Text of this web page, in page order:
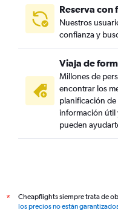
Reserva
Nuestros
confianza y
Viaja de
Millones de
encontrar los
planificación
información útil
pueden
*
Cheapflights siempre trata de
los precios no están